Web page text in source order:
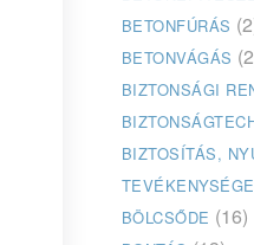
BETONFÚRÁS
BETONVÁGÁS
BIZTONSÁGI
BIZTOSÍTÁS,
TEVÉKENYSÉGE
BÖLCSŐDE (16)